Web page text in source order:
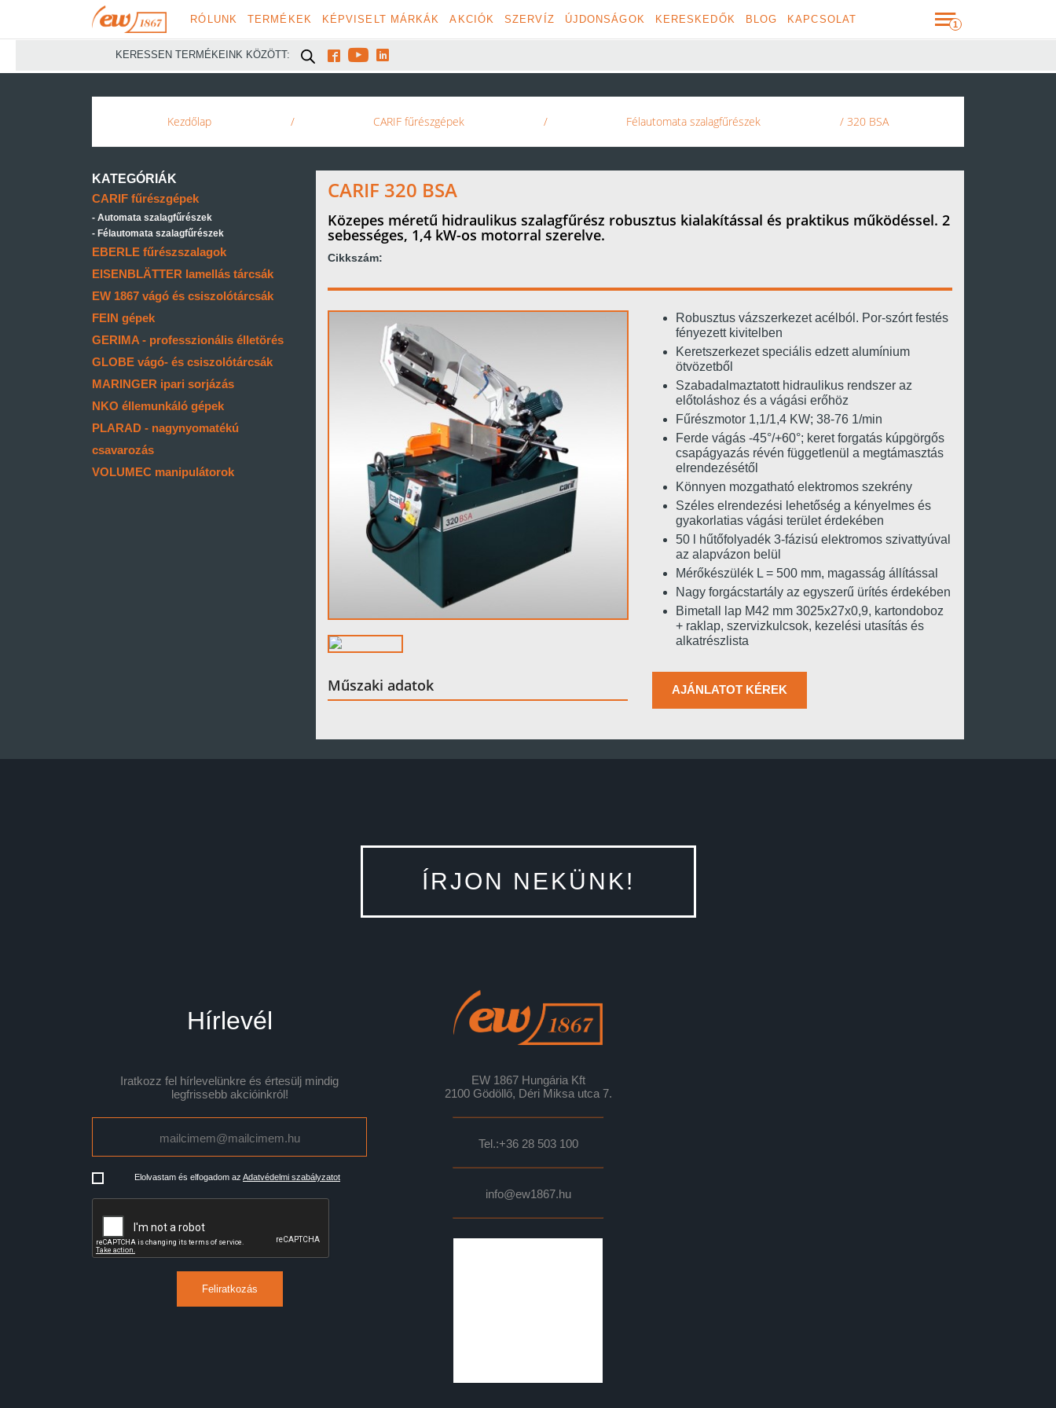
RÓLUNK TERMÉKEK KÉPVISELT MÁRKÁK AKCIÓK SZERVÍZ ÚJDONSÁGOK KERESKEDŐK BLOG KAPCSOLAT
KERESSEN TERMÉKEINK KÖZÖTT:   
Kezdőlap / CARIF fűrészgépek / Félautomata szalagfűrészek / 320 BSA
KATEGÓRIÁK
CARIF fűrészgépek
Automata szalagfűrészek
Félautomata szalagfűrészek
EBERLE fűrészszalagok
EISENBLÄTTER lamellás tárcsák
EW 1867 vágó és csiszolótárcsák
FEIN gépek
GERIMA - professzionális élletörés
GLOBE vágó- és csiszolótárcsák
MARINGER ipari sorjázás
NKO éllemunkáló gépek
PLARAD - nagynyomatékú
csavarozás
VOLUMEC manipulátorok
CARIF 320 BSA
Közepes méretű hidraulikus szalagfűrész robusztus kialakítással és praktikus működéssel. 2
sebességes, 1,4 kW-os motorral szerelve.
Cikkszám:
Műszaki adatok
Robusztus vázszerkezet acélból. Por-szórt festés
fényezett kivitelben
Keretszerkezet speciális edzett alumínium
ötvözetből
Szabadalmaztatott hidraulikus rendszer az
előtoláshoz és a vágási erőhöz
Fűrészmotor 1,1/1,4 KW; 38-76 1/min
Ferde vágás -45°/+60°; keret forgatás kúpgörgős
csapágyazás révén függetlenül a megtámasztás
elrendezésétől
Könnyen mozgatható elektromos szekrény
Széles elrendezési lehetőség a kényelmes és
gyakorlatias vágási terület érdekében
50 l hűtőfolyadék 3-fázisú elektromos szivattyúval
az alapvázon belül
Mérőkészülék L = 500 mm, magasság állítással
Nagy forgácstartály az egyszerű ürítés érdekében
Bimetall lap M42 mm 3025x27x0,9, kartondoboz
+ raklap, szervizkulcsok, kezelési utasítás és
alkatrészlista
AJÁNLATOT KÉREK
ÍRJON NEKÜNK!
Hírlevél
Iratkozz fel hírlevelünkre és értesülj mindig
legfrissebb akcióinkról!
Elolvastam és elfogadom az Adatvédelmi szabályzatot
Feliratkozás
EW 1867 Hungária Kft
2100 Gödöllő, Déri Miksa utca 7.
Tel.:+36 28 503 100
info@ew1867.hu